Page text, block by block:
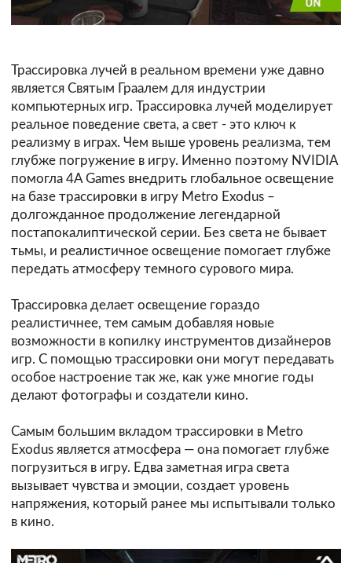
Трассировка лучей в реальном времени уже давно
является Святым Граалем для индустрии
компьютерных игр. Трассировка лучей моделирует
реальное поведение света, а свет - это ключ к
реализму в играх. Чем выше уровень реализма, тем
глубже погружение в игру. Именно поэтому NVIDIA
помогла 4A Games внедрить глобальное освещение
на базе трассировки в игру Metro Exodus –
долгожданное продолжение легендарной
постапокалиптической серии. Без света не бывает
тьмы, и реалистичное освещение помогает глубже
передать атмосферу темного сурового мира.
Трассировка делает освещение гораздо
реалистичнее, тем самым добавляя новые
возможности в копилку инструментов дизайнеров
игр. С помощью трассировки они могут передавать
особое настроение так же, как уже многие годы
делают фотографы и создатели кино.
Самым большим вкладом трассировки в Metro
Exodus является атмосфера — она помогает глубже
погрузиться в игру. Едва заметная игра света
вызывает чувства и эмоции, создает уровень
напряжения, который ранее мы испытывали только
в кино.